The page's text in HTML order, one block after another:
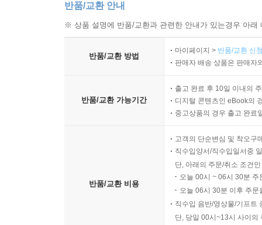
반품/교환 안내
※ 상품 설명에 반품/교환과 관련한 안내가 있는경우 아
반품/교환 방법
마이페이지 > 반품/교환 신
판매자 배송 상품은 판매자
반품/교환 가능기간
출고 완료 후 10일 이내의
디지털 콘텐츠인 eBook의
중고상품의 경우 출고 완료
반품/교환 비용
고객의 단순변심 및 착오구
직수입양서/직수입일서중
단, 아래의 주문/취소 조건
오늘 00시 ~ 06시 30분
오늘 06시 30분 이후 주
직수입 음반/영상물/기프트
단, 당일 00시~13시 사이의